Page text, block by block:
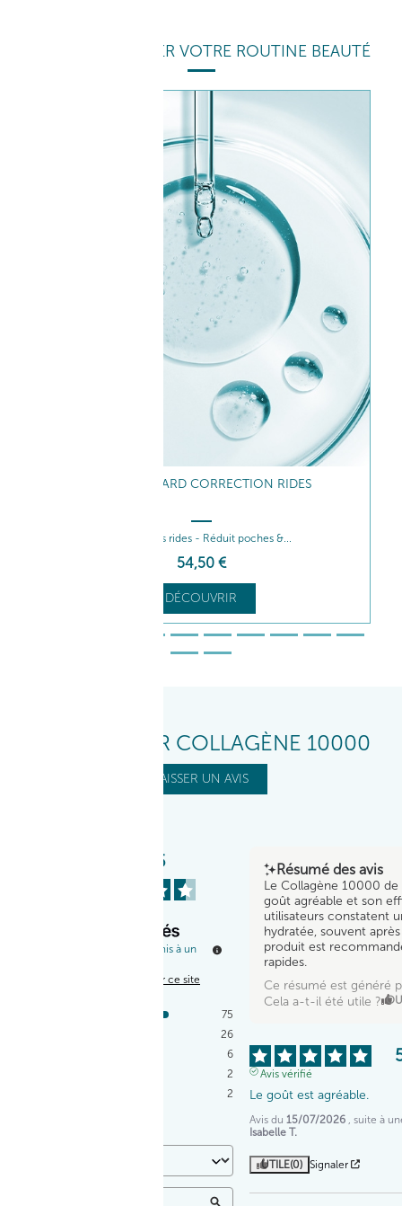
POUR COMPLÉTER VOTRE ROUTINE BEAUTÉ
SÉRUM REGARD CORRECTION RIDES
Comble les rides - Réduit poches &...
54,50 €
DÉCOUVRIR
VOS AVIS SUR COLLAGÈNE 10000
LAISSER UN AVIS
5
avis soumis à un
Voir tous les avis sur ce site
75
26
6
2
2
Résumé des avis
Le Collagène 10000
goût agréable et son
utilisateurs constatent
hydratée, souvent
produit est
rapides.
Ce résumé est généré
Cela a-t-il été utile ?
Avis vérifié
Le goût est agréable.
Avis du 15/07/2026
, suite à
Isabelle T.
UTILE(0) Signaler